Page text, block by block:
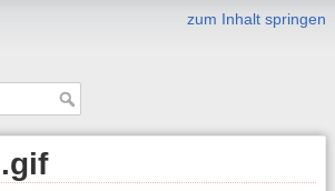
zum Inhalt springen